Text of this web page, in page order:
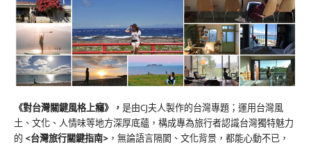
《對台灣關鍵風格上癮》 ， 是由CJ夫人製作的台灣專題；運用台灣風
土、文化、人情味等地方深厚底蘊，構成專為旅行者認識台灣獨特魅力
的 <台灣旅行關鍵指南> ，無論語言隔閡、文化背景，都能心動不已，